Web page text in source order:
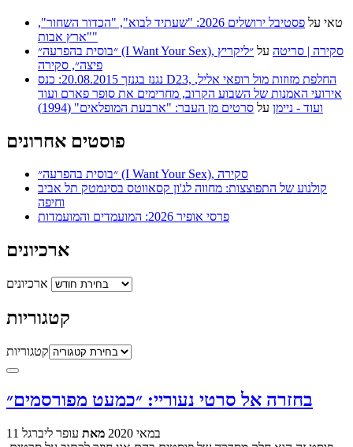
טאי על
פסטיבל ירושלים 2026: "שעתיד לבוא", "הכדור השחור",
"ארץ אבות"
״בוסית בהפרעה״ (I Want Your Sex), סקירה | סריטה על ״ליקריץ
פיצה״, סקירה
נגנז בגנזך 20.08.2015: כנס D23, החלפת מזוזות מול רופאי אליל,
אירועי האמנות של השבוע הקרוב, מחרימים את סופר פארם ועוד
ועוד - ניימן על סרטים מן העבר: "ארבעת המופלאים" (1994)
פוסטים אחרונים
״בוסית בהפרעה״ (I Want Your Sex), סקירה
קולנוע של התפוצצות: מחווה לג'ון קסאווטס בסינמטק תל אביב
וחיפה
פרסי אופיר 2026: המועמדים והמועמדות
ארכיונים
ארכיונים
קטגוריות
קטגוריות
בחזרה אל סרטי נעוריי: ״כמעט מפורסמים״
11 במאי 2020 מאת עופר ליברגל